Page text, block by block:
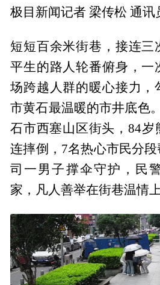
极目新闻记者 梁传松 通讯
短短百余米街巷，接连三
平生的路人轮番俯身，一
场跨越人群的暖心接力，
市黄石最温暖的市井底色
石市西塞山区街头，84岁
连摔倒，7名热心市民分
司一男子撑伞守护，民
家，凡人善举在街巷温情上